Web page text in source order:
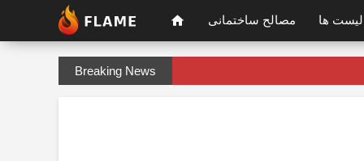
مصالح ساختمانی لیست ها
Breaking News